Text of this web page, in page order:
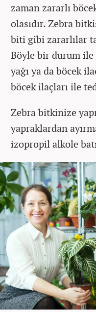
zaman zararlı
olasıdır. Zebra
biti gibi zararlılar
Böyle bir durum ile
yağı ya da böcek
böcek ilaçları ile
Zebra bitkinize
yapraklardan
izopropil alkole